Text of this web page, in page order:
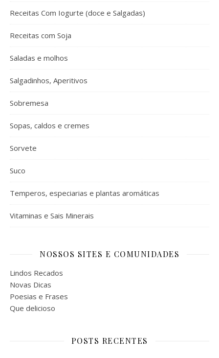
Receitas Com Iogurte (doce e Salgadas)
Receitas com Soja
Saladas e molhos
Salgadinhos, Aperitivos
Sobremesa
Sopas, caldos e cremes
Sorvete
Suco
Temperos, especiarias e plantas aromáticas
Vitaminas e Sais Minerais
NOSSOS SITES E COMUNIDADES
Lindos Recados
Novas Dicas
Poesias e Frases
Que delicioso
POSTS RECENTES